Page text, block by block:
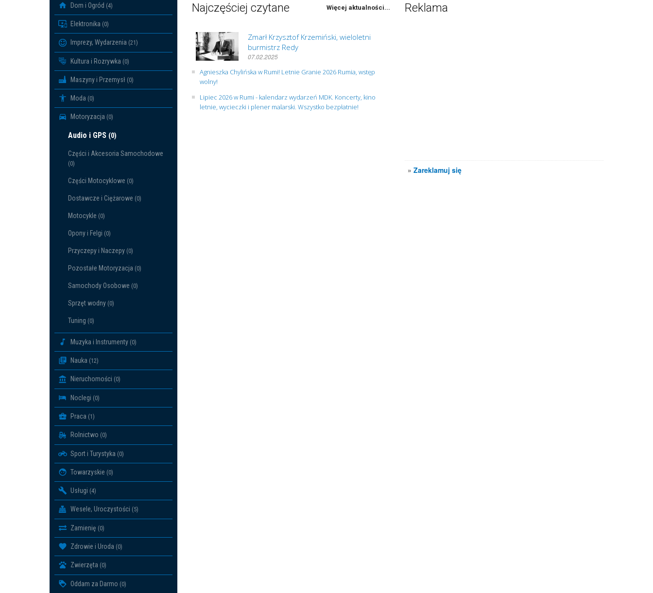
Dom i Ogród (4)
Elektronika (0)
Imprezy, Wydarzenia (21)
Kultura i Rozrywka (0)
Maszyny i Przemysł (0)
Moda (0)
Motoryzacja (0)
Audio i GPS (0)
Części i Akcesoria Samochodowe
(0)
Części Motocyklowe (0)
Dostawcze i Ciężarowe (0)
Motocykle (0)
Opony i Felgi (0)
Przyczepy i Naczepy (0)
Pozostałe Motoryzacja (0)
Samochody Osobowe (0)
Sprzęt wodny (0)
Tuning (0)
Muzyka i Instrumenty (0)
Nauka (12)
Nieruchomości (0)
Noclegi (0)
Praca (1)
Rolnictwo (0)
Sport i Turystyka (0)
Towarzyskie (0)
Usługi (4)
Wesele, Uroczystości (5)
Zamienię (0)
Zdrowie i Uroda (0)
Zwierzęta (0)
Oddam za Darmo (0)
Najczęściej czytane Więcej aktualności...
Zmarł Krzysztof Krzemiński, wieloletni
burmistrz Redy
07.02.2025
Agnieszka Chylińska w Rumi! Letnie Granie 2026 Rumia, wstęp
wolny!
Lipiec 2026 w Rumi - kalendarz wydarzeń MDK. Koncerty, kino
letnie, wycieczki i plener malarski. Wszystko bezpłatnie!
Reklama
»Zareklamuj się